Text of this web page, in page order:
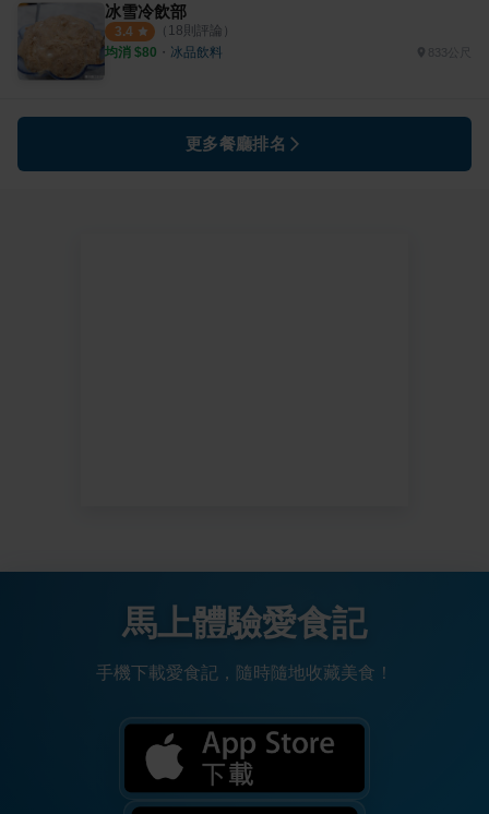
冰雪冷飲部
3.4 （ 18則評論）
均消 $80 ・ 冰品飲料
更多餐廳排名
馬上體驗愛食記
手機下載愛食記，隨時隨地收藏美食！